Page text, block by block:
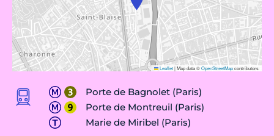
Leaflet|Map data ©OpenStreetMapcontributors
Porte de Bagnolet (Paris)
Porte de Montreuil (Paris)
Marie de Miribel (Paris)